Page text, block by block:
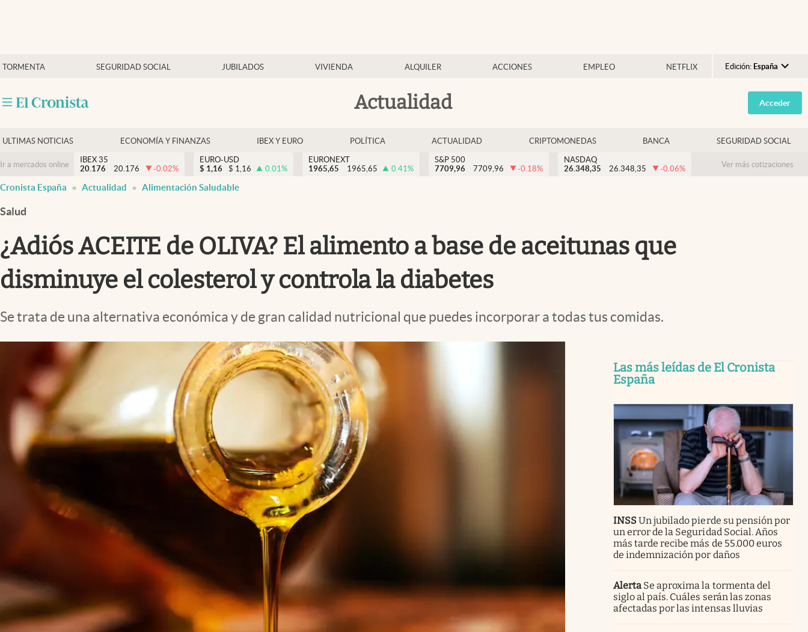
TORMENTA SEGURIDAD SOCIAL JUBILADOS VIVIENDA ALQUILER ACCIONES EMPLEO NETFLIX Edición: España
Argentina
España
USA
Colombia
Actualidad
Economía y finanzas
Criptomonedas
Acceder
ULTIMAS NOTICIAS ECONOMÍA Y FINANZAS IBEX Y EURO POLÍTICA ACTUALIDAD CRIPTOMONEDAS BANCA SEGURIDAD SOCIAL
Ir a mercados online
IBEX 35
20.176
20.176 -0.02%
EURO-USD
$ 1,16 $ 1,16 0.01%
EURONEXT
1965,65
1965,65 0.41%
S&P 500
7709,96
7709,96 -0.18%
NASDAQ
26.348,35
26.348,35 -0.06% Ver más cotizaciones
Cronista España Actualidad Alimentación Saludable
Salud
¿Adiós ACEITE de OLIVA? El alimento a base de aceitunas que
disminuye el colesterol y controla la diabetes
Se trata de una alternativa económica y de gran calidad nutricional que puedes incorporar a todas tus comidas.
Las más leídas de El Cronista
España
INSSUn jubilado pierde su pensión por
un error de la Seguridad Social. Años
más tarde recibe más de 55.000 euros
de indemnización por daños
Alerta Se aproxima la tormenta del
siglo al país. Cuáles serán las zonas
afectadas por las intensas lluvias